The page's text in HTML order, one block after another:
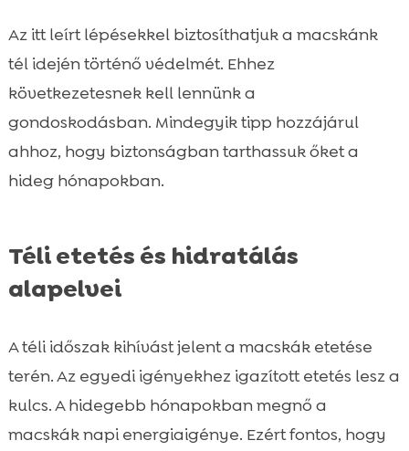
Az itt leírt lépésekkel biztosíthatjuk a macskánk
tél idején történő védelmét. Ehhez
következetesnek kell lennünk a
gondoskodásban. Mindegyik tipp hozzájárul
ahhoz, hogy biztonságban tarthassuk őket a
hideg hónapokban.
Téli etetés és hidratálás
alapelvei
A téli időszak kihívást jelent a macskák etetése
terén. Az egyedi igényekhez igazított etetés lesz a
kulcs. A hidegebb hónapokban megnő a
macskák napi energiaigénye. Ezért fontos, hogy